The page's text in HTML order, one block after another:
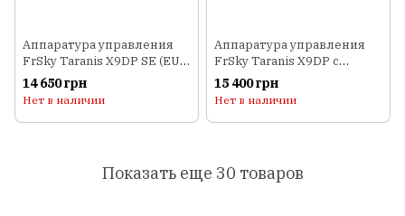
Аппаратура управления
FrSky Taranis X9DP SE (EU,
карбон)
14 650 грн
Нет в наличии
Аппаратура управления
FrSky Taranis X9DP с
приёмником X8R в
алюминиевом кейсе
15 400 грн
Нет в наличии
Показать еще 30 товаров